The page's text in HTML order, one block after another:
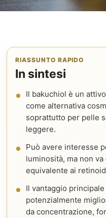
RIASSUNTO RAPIDO
In sintesi
Il bakuchiol è un
come alternativa
soprattutto per pelle
leggere.
Può avere interesse
luminosità, ma non
equivalente ai
Il vantaggio
potenzialmente
da concentrazione,